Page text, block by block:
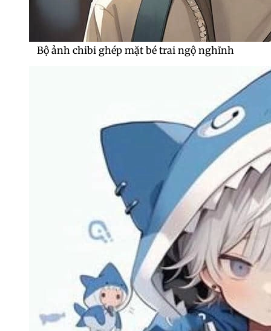
Bộ ảnh chibi ghép mặt bé trai ngộ nghĩnh